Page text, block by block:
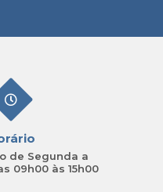
de Segunda a
09h00 às 15h00